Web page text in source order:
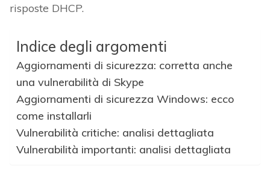
risposte DHCP.
Indice degli argomenti
Aggiornamenti di sicurezza: corretta anche
una vulnerabilità di Skype
Aggiornamenti di sicurezza Windows: ecco
come installarli
Vulnerabilità critiche: analisi dettagliata
Vulnerabilità importanti: analisi dettagliata